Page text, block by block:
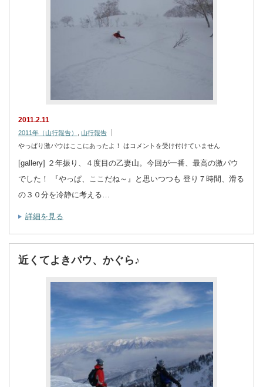
2011.2.11
2011年（山行報告）
山行報告
やっぱり激パウはここにあったよ！ は コメントを受け付けていません
[gallery] ２年振り、４度目の乙妻山。今回が一番、最高の激パウ
でした！ 『やっぱ、ここだね～』と思いつつも 登り７時間、滑る
の３０分を冷静に考える…
詳細を見る
近くてよきパウ、かぐら♪